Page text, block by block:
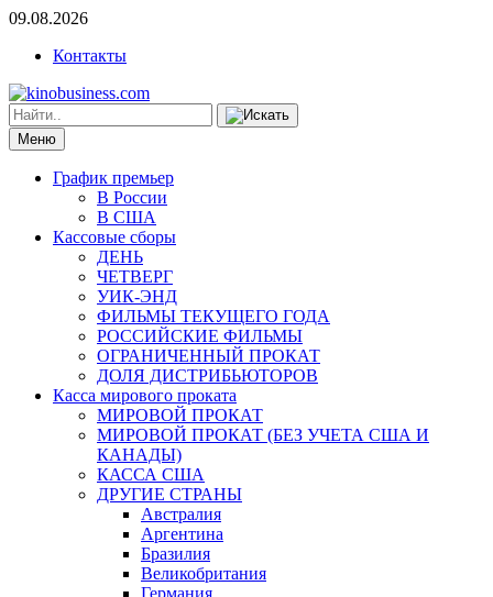
09.08.2026
Контакты
Меню
График премьер
В России
В США
Кассовые сборы
ДЕНЬ
ЧЕТВЕРГ
УИК-ЭНД
ФИЛЬМЫ ТЕКУЩЕГО ГОДА
РОССИЙСКИЕ ФИЛЬМЫ
ОГРАНИЧЕННЫЙ ПРОКАТ
ДОЛЯ ДИСТРИБЬЮТОРОВ
Касса мирового проката
МИРОВОЙ ПРОКАТ
МИРОВОЙ ПРОКАТ (БЕЗ УЧЕТА США И
КАНАДЫ)
КАССА США
ДРУГИЕ СТРАНЫ
Австралия
Аргентина
Бразилия
Великобритания
Германия